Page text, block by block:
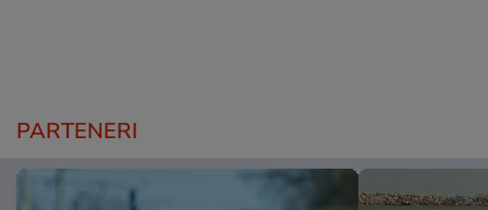
PARTENERI